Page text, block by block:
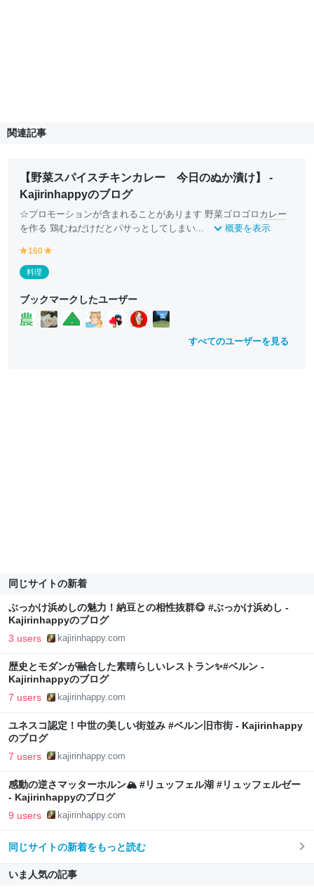
関連記事
【野菜スパイスチキンカレー 今日のぬか漬け】 -
Kajirinhappyのブログ
☆プロモーションが含まれることがあります 野菜ゴロゴロ カレー
を作る 鶏むねだけだとパサっとしてしまい...
概要を表示
y
e
ll
w
160
e
ll
w
料理
ブックマークしたユーザー
すべてのユーザーを見る
同じサイトの新着
ぶっかけ浜めしの魅力！納豆との相性抜群😋 #ぶっかけ浜めし -
Kajirinhappyのブログ
3 users kajirinhappy.com
歴史とモダンが融合した素晴らしいレストラン✨#ベルン -
Kajirinhappyのブログ
7 users kajirinhappy.com
ユネスコ認定！中世の美しい街並み #ベルン旧市街 - Kajirinhappy
のブログ
7 users kajirinhappy.com
感動の逆さマッターホルン🏔️ #リュッフェル湖 #リュッフェルゼー
- Kajirinhappyのブログ
9 users kajirinhappy.com
同じサイトの新着をもっと読む
いま人気の記事